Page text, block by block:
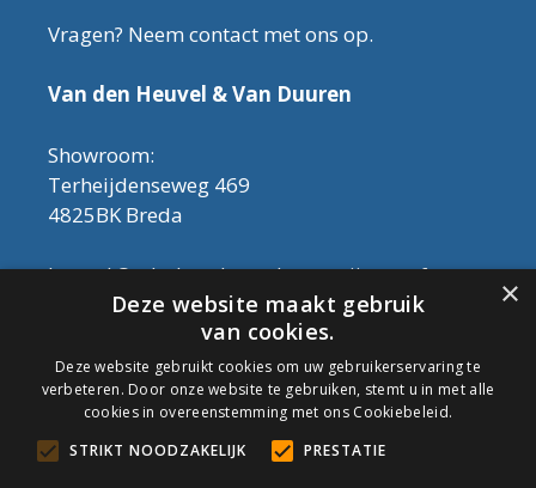
Vragen? Neem contact met ons op.
Van den Heuvel & Van Duuren
Showroom:
Terheijdenseweg 469
4825BK Breda
Let op! Onderhoudsproducten zijn nu af te
halen in de showroom. Er kan alleen met
contant geld betaald worden, dus geen pin.
Tel: 076-3030554
Email: info@onderhoudshop.nl
KVK: 59667419
×
Deze website maakt gebruik
van cookies.
Deze website gebruikt cookies om uw gebruikerservaring te
verbeteren. Door onze website te gebruiken, stemt u in met alle
cookies in overeenstemming met ons Cookiebeleid.
STRIKT NOODZAKELIJK
PRESTATIE